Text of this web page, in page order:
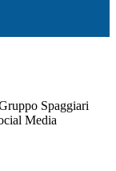
Spaggiari
Media